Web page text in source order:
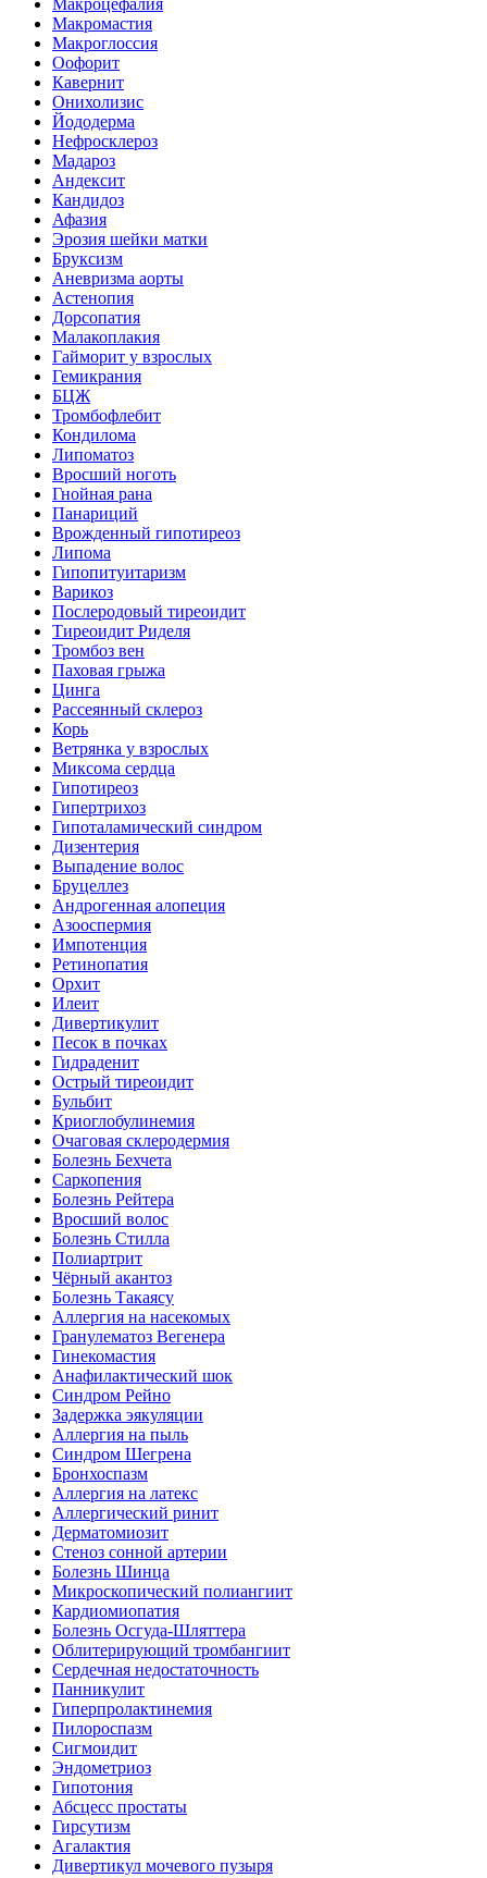
Макроцефалия
Макромастия
Макроглоссия
Оофорит
Кавернит
Онихолизис
Йододерма
Нефросклероз
Мадароз
Андексит
Кандидоз
Афазия
Эрозия шейки матки
Бруксизм
Аневризма аорты
Астенопия
Дорсопатия
Малакоплакия
Гайморит у взрослых
Гемикрания
БЦЖ
Тромбофлебит
Кондилома
Липоматоз
Вросший ноготь
Гнойная рана
Панариций
Врожденный гипотиреоз
Липома
Гипопитуитаризм
Варикоз
Послеродовый тиреоидит
Тиреоидит Риделя
Тромбоз вен
Паховая грыжа
Цинга
Рассеянный склероз
Корь
Ветрянка у взрослых
Миксома сердца
Гипотиреоз
Гипертрихоз
Гипоталамический синдром
Дизентерия
Выпадение волос
Бруцеллез
Андрогенная алопеция
Азооспермия
Импотенция
Ретинопатия
Орхит
Илеит
Дивертикулит
Песок в почках
Гидраденит
Острый тиреоидит
Бульбит
Криоглобулинемия
Очаговая склеродермия
Болезнь Бехчета
Саркопения
Болезнь Рейтера
Вросший волос
Болезнь Стилла
Полиартрит
Чёрный акантоз
Болезнь Такаясу
Аллергия на насекомых
Гранулематоз Вегенера
Гинекомастия
Анафилактический шок
Синдром Рейно
Задержка эякуляции
Аллергия на пыль
Синдром Шегрена
Бронхоспазм
Аллергия на латекс
Аллергический ринит
Дерматомиозит
Стеноз сонной артерии
Болезнь Шинца
Микроскопический полиангиит
Кардиомиопатия
Болезнь Осгуда-Шляттера
Облитерирующий тромбангиит
Сердечная недостаточность
Панникулит
Гиперпролактинемия
Пилороспазм
Сигмоидит
Эндометриоз
Гипотония
Абсцесс простаты
Гирсутизм
Агалактия
Дивертикул мочевого пузыря